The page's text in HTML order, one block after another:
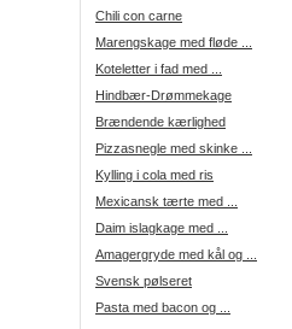
Vi har nu oprettet et mad forum,
hvor i kan dele jeres erfaringer.
Log på med dine oplysninger fra
Madopskrifter.nu.
Gå til forum
Indkøbsliste på SMS
på SMS.
For at benytte SMS funktionen,
Chili con carne
Marengskage med fløde ...
Koteletter i fad med ...
Hindbær-Drømmekage
Brændende kærlighed
Pizzasnegle med skinke ...
Kylling i cola med ris
Mexicansk tærte med ...
Daim islagkage med ...
Amagergryde med kål og ...
Svensk pølseret
Pasta med bacon og ...